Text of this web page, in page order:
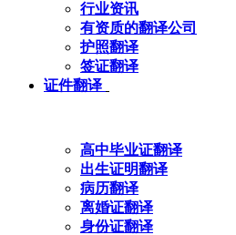
行业资讯
有资质的翻译公司
护照翻译
签证翻译
证件翻译
高中毕业证翻译
出生证明翻译
病历翻译
离婚证翻译
身份证翻译